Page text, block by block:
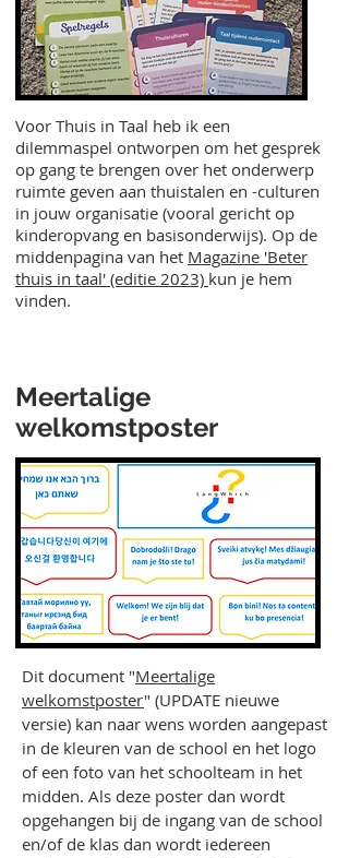
Voor Thuis in Taal heb ik een
dilemmaspel ontworpen om het gesprek
op gang te brengen over het onderwerp
ruimte geven aan thuistalen en -culturen
in jouw organisatie (vooral gericht op
kinderopvang en basisonderwijs). Op de
middenpagina van het Magazine 'Beter
thuis in taal' (editie 2023) kun je hem
vinden.
Meertalige
welkomstposter
Dit document "Meertalige
welkomstposter" (UPDATE nieuwe
versie) kan naar wens worden aangepast
in de kleuren van de school en het logo
of een foto van het schoolteam in het
midden. Als deze poster dan wordt
opgehangen bij de ingang van de school
en/of de klas dan wordt iedereen